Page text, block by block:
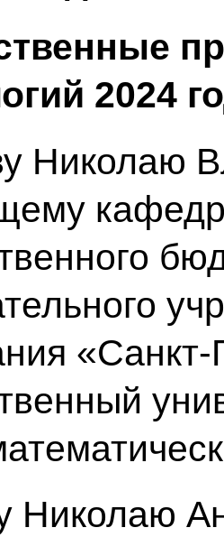
2024
Николаю
«Санкт-
Николаю